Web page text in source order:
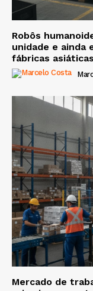
Robôs
unidade e ainda
fábricas
Mercado de